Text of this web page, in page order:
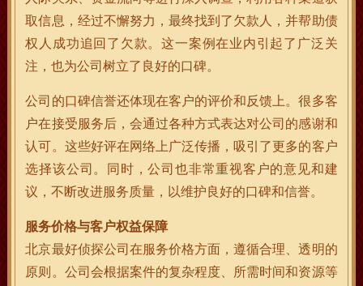
取信息，经过不懈努力，最终找到了欠款人，并帮助债
权人成功追回了欠款。这一案例在业内引起了广泛关
注，也为公司树立了良好的口碑。
公司的口碑信誉还体现在客户的评价和反馈上。很多客
户在接受服务后，会通过各种方式表达对公司的感谢和
认可。这些好评在网络上广泛传播，吸引了更多的客户
选择该公司。同时，公司也非常重视客户的意见和建
议，不断改进服务质量，以维护良好的口碑和信誉。
服务价格与客户权益保障
北京最好侦探公司在服务价格方面，遵循合理、透明的
原则。公司会根据案件的复杂程度、所需时间和资源等